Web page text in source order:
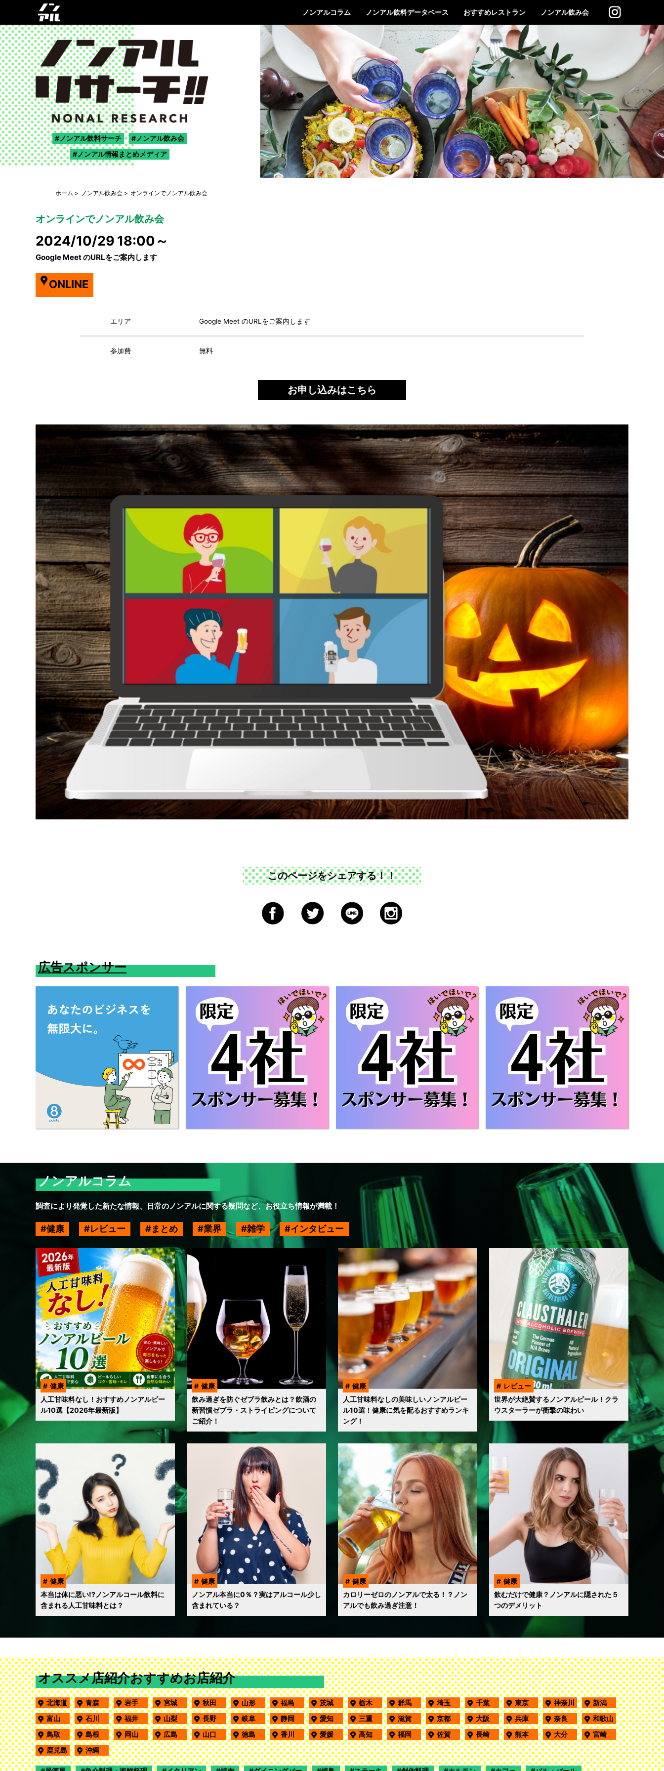
ノンアルコラム ノンアル飲料データベース おすすめレストラン ノンアル飲み会
ノンアル飲料サーチ
ノンアル飲み会
ノンアル情報まとめメディア
ホーム ノンアル飲み会 オンラインでノンアル飲み会
オンラインでノンアル飲み会
2024/10/29 18:00～
Google Meet のURLをご案内します
ONLINE
エリア Google Meet のURLをご案内します
参加費 無料
お申し込みはこちら
このページをシェアする！！
広告スポンサー
ノンアルコラム
調査により発覚した新たな情報、日常のノンアルに関する疑問など、お役立ち情報が満載！
健康 レビュー まとめ 業界 雑学 インタビュー
人工甘味料なし！おすすめノンアルビー
ル10選【2026年最新版】
健康
飲み過ぎを防ぐゼブラ飲みとは？飲酒の
新習慣ゼブラ・ストライピングについて
ご紹介！
健康
人工甘味料なしの美味しいノンアルビー
ル10選！健康に気を配るおすすめランキ
ング！
健康
世界が大絶賛するノンアルビール！クラ
ウスターラーが衝撃の味わい
レビュー
本当は体に悪い!?ノンアルコール飲料に
含まれる人工甘味料とは？
健康
ノンアル本当に0％？実はアルコール少し
含まれている？
健康
カロリーゼロのノンアルで太る！？ノン
アルでも飲み過ぎ注意！
健康
飲むだけで健康？ノンアルに隠された５
つのデメリット
健康
オススメ店紹介おすすめお店紹介
北海道 青森 岩手 宮城 秋田 山形 福島 茨城 栃木 群馬 埼玉 千葉 東京 神奈川
新潟
富山
石川 福井 山梨 長野 岐阜 静岡 愛知 三重 滋賀 京都 大阪 兵庫 奈良
和歌山
鳥取
島根 岡山 広島 山口 徳島 香川 愛媛 高知 福岡 佐賀 長崎 熊本 大分
宮崎
鹿児島
沖縄